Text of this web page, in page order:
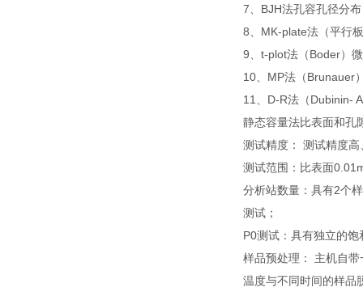
7、BJH法孔容孔径分
8、MK-plate法（平行
9、t-plot法（Boder）
10、MP法（Brunauer
11、D-R法（Dubinin-
静态容量法比表面和孔
测试精度： 测试精度
测试范围：比表面
分析站数量：具有2个
测试；
P0测试：具有独立的
样品预处理： 主机自
温度与不同时间的样品